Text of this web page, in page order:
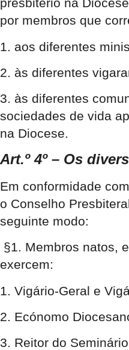
presbitério na
por membros que
1. aos diferentes
2. às diferentes
3. às diferentes
sociedades de vida
na Diocese.
Art.º 4º – Os
Em conformidade
o Conselho
seguinte modo:
§1. Membros natos,
exercem:
1. Vigário-Geral e
2. Ecónomo
3. Reitor do